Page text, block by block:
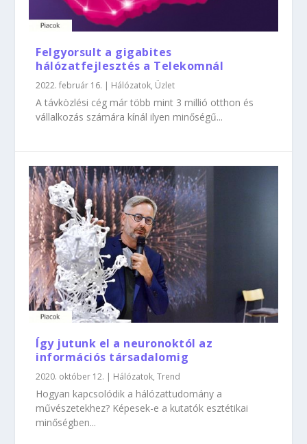
Felgyorsult a gigabites
hálózatfejlesztés a Telekomnál
2022. február 16. | Hálózatok, Üzlet
A távközlési cég már több mint 3 millió otthon és
vállalkozás számára kínál ilyen minőségű...
Így jutunk el a neuronoktól az
információs társadalomig
2020. október 12. | Hálózatok,Trend
Hogyan kapcsolódik a hálózattudomány a
művészetekhez? Képesek-e a kutatók esztétikai
minőségben...